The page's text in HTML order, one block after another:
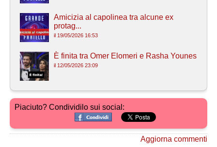
Amicizia al capolinea tra alcune ex
protag...
il 19/05/2026 16:53
È finita tra Omer Elomeri e Rasha Younes
il 12/05/2026 23:09
Piaciuto? Condividilo sui social:
Aggiorna commenti